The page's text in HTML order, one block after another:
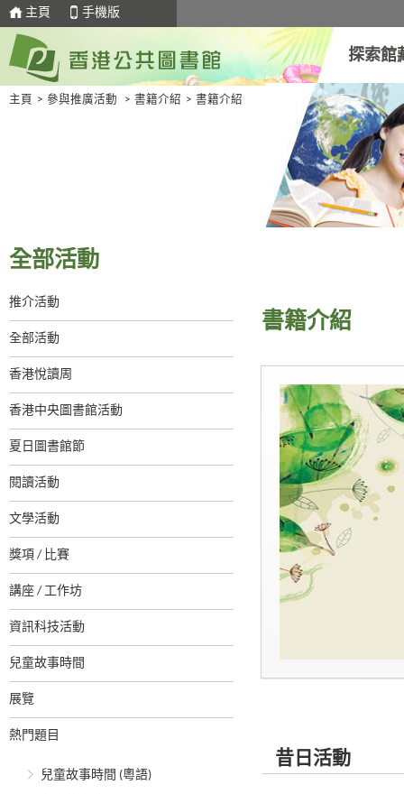
主頁 手機版
探索館
主頁 > 參與推廣活動 > 書籍介紹 > 書籍介紹
全部活動
推介活動
全部活動
香港悅讀周
香港中央圖書館活動
夏日圖書館節
閱讀活動
文學活動
獎項 / 比賽
講座 / 工作坊
資訊科技活動
兒童故事時間
展覽
熱門題目
兒童故事時間 (粵語)
書籍介紹
昔日活動